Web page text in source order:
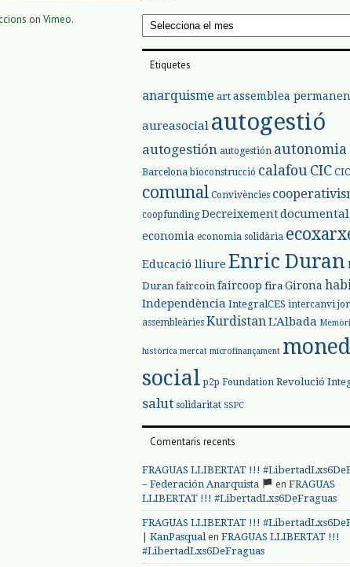
on Vimeo. Arxius
Etiquetes
anarquisme art assemblea
aureasocial autogestió
autogestión autogestión autonomia
Barcelona bioconstrucció calafou CIC CIC
comunal Convivències
coopfunding Decreixementdocumental
economia economia solidària
Educació lliure Enric Duran
Duran faircoin faircoop fira Girona
Independència IntegralCES intercanvi
assembleàries Kurdistan L'Albada
històrica mercat microfinançament
social p2p Foundation Revolució
salut solidaritat SSPC
Comentaris recents
FRAGUAS LLIBERTAT !!!
– Federación Anarquista
en FRAGUAS
LLIBERTAT !!! #LibertadLxs6DeFraguas
FRAGUAS LLIBERTAT !!!
| KanPasqualen FRAGUAS LLIBERTAT !!!
#LibertadLxs6DeFraguas